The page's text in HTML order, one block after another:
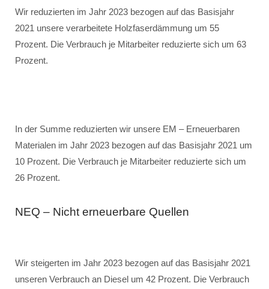
Wir reduzierten im Jahr 2023 bezogen auf das Basisjahr
2021 unsere verarbeitete Holzfaserdämmung um 55
Prozent. Die Verbrauch je Mitarbeiter reduzierte sich um 63
Prozent.
In der Summe reduzierten wir unsere EM – Erneuerbaren
Materialen im Jahr 2023 bezogen auf das Basisjahr 2021 um
10 Prozent. Die Verbrauch je Mitarbeiter reduzierte sich um
26 Prozent.
NEQ – Nicht erneuerbare Quellen
Wir steigerten im Jahr 2023 bezogen auf das Basisjahr 2021
unseren Verbrauch an Diesel um 42 Prozent. Die Verbrauch